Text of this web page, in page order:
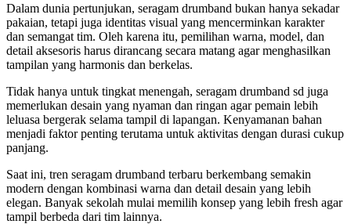
Dalam dunia pertunjukan, seragam drumband bukan hanya sekadar
pakaian, tetapi juga identitas visual yang mencerminkan karakter
dan semangat tim. Oleh karena itu, pemilihan warna, model, dan
detail aksesoris harus dirancang secara matang agar menghasilkan
tampilan yang harmonis dan berkelas.
Tidak hanya untuk tingkat menengah, seragam drumband sd juga
memerlukan desain yang nyaman dan ringan agar pemain lebih
leluasa bergerak selama tampil di lapangan. Kenyamanan bahan
menjadi faktor penting terutama untuk aktivitas dengan durasi cukup
panjang.
Saat ini, tren seragam drumband terbaru berkembang semakin
modern dengan kombinasi warna dan detail desain yang lebih
elegan. Banyak sekolah mulai memilih konsep yang lebih fresh agar
tampil berbeda dari tim lainnya.